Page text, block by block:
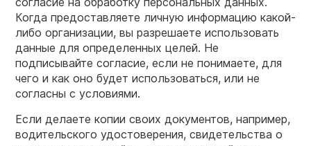
Когда предоставляете личную информацию какой-
либо организации, вы разрешаете использовать
данные для определенных целей. Не
подписывайте согласие, если не понимаете, для
чего и как оно будет использоваться, или не
согласны с условиями.
Если делаете копии своих документов, например,
водительского удостоверения, свидетельства о